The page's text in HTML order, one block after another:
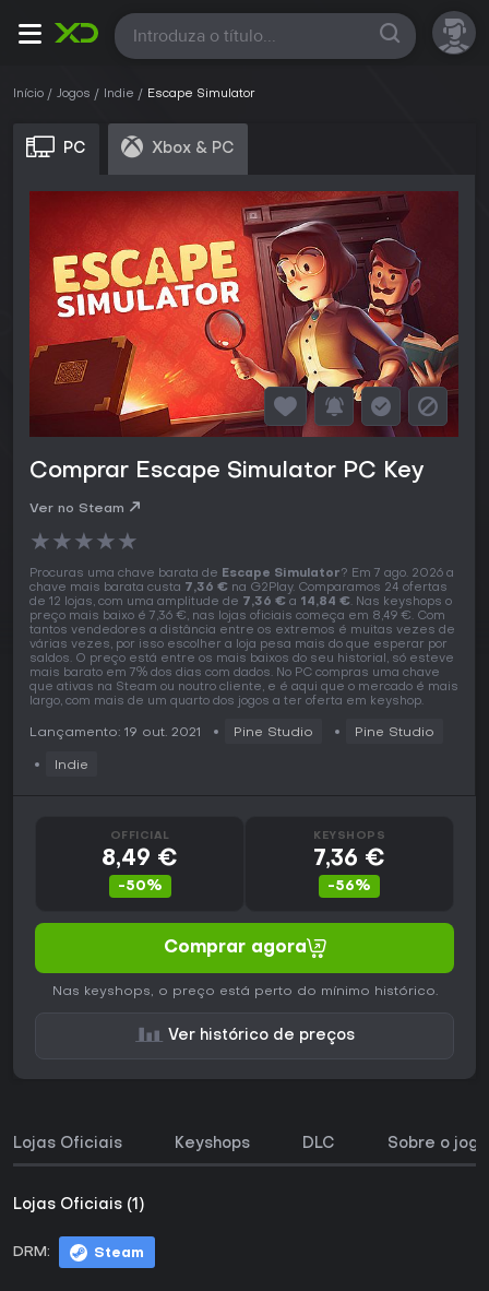
Todas
Início Jogos Indie Escape Simulator
PC Xbox & PC
Comprar Escape Simulator PC Key
Ver no Steam
★★★★★
Procuras uma chave barata de Escape Simulator? Em 7 ago. 2026 a
chave mais barata custa 7,36 € na G2Play. Comparamos 24 ofertas
de 12 lojas, com uma amplitude de 7,36 € a 14,84 €. Nas keyshops o
preço mais baixo é 7,36 €, nas lojas oficiais começa em 8,49 €. Com
tantos vendedores a distância entre os extremos é muitas vezes de
várias vezes, por isso escolher a loja pesa mais do que esperar por
saldos. O preço está entre os mais baixos do seu historial, só esteve
mais barato em 7% dos dias com dados. No PC compras uma chave
que ativas na Steam ou noutro cliente, e é aqui que o mercado é mais
largo, com mais de um quarto dos jogos a ter oferta em keyshop.
Lançamento: 19 out. 2021 Pine Studio Pine Studio
Indie
OFFICIAL
8,49 €
-50%
KEYSHOPS
7,36 €
-56%
Comprar agora
Nas keyshops, o preço está perto do mínimo histórico.
Ver histórico de preços
Lojas Oficiais Keyshops DLC Sobre o jogo
Lojas Oficiais (1)
DRM: Steam